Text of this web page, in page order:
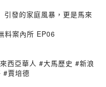
引發的家庭風暴，更是馬來
料案內所 EP06
西亞華人 #大馬歷史 #新浪
#賈培德